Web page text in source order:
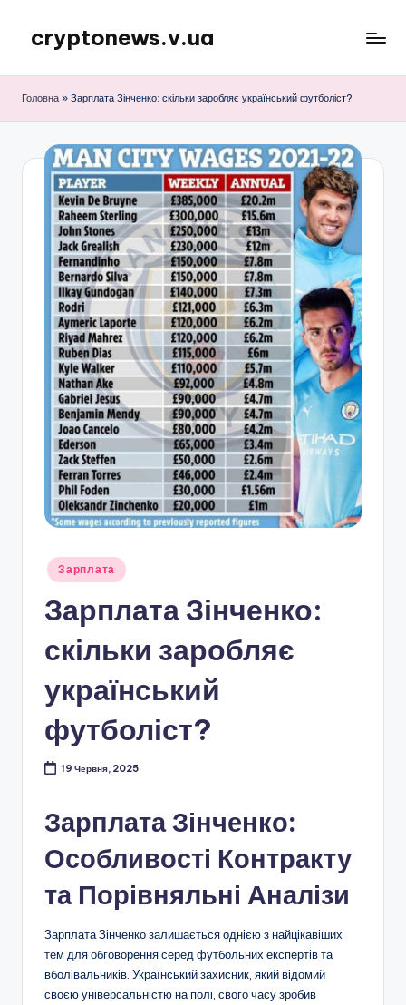
Перейти
вмісту
cryptonews.v.ua
криптовалют,
курси,
прогнози
гайди.
Головна » Зарплата Зінченко: скільки заробляє український футболіст?
Опубліковано
у
Зарплата
Зарплата Зінченко:
скільки заробляє
український
футболіст?
19 Червня, 2025
Зарплата Зінченко:
Особливості Контракту
та Порівняльні Аналізи
Зарплата Зінченко залишається однією з найцікавіших
тем для обговорення серед футбольних експертів та
вболівальників. Український захисник, який відомий
своєю універсальністю на полі, свого часу зробив